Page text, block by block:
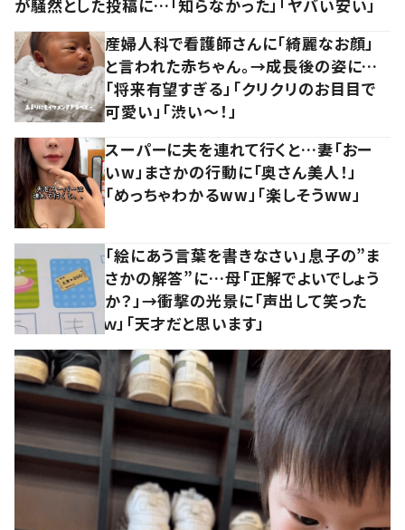
が騒然とした投稿に…「知らなかった」「ヤバい安い」
産婦人科で看護師さんに「綺麗なお顔」
と言われた赤ちゃん。→成長後の姿に…
「将来有望すぎる」「クリクリのお目目で
可愛い」「渋い～！」
スーパーに夫を連れて行くと…妻「おー
いw」まさかの行動に「奥さん美人！」
「めっちゃわかるww」「楽しそうww」
「絵にあう言葉を書きなさい」息子の”ま
さかの解答”に…母「正解でよいでしょう
か？」→衝撃の光景に「声出して笑った
ｗ」「天才だと思います」